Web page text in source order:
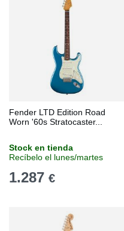
Fender LTD Edition Road
Worn '60s Stratocaster...
Stock en tienda
Recíbelo el lunes/martes
1.287 €